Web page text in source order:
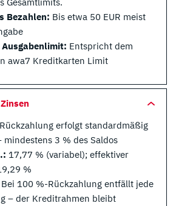
Bezahlen: Bis etwa 50 EUR meist
Entspricht dem
awa7 Kreditkarten Limit
Rückzahlung erfolgt standardmäßig
mindestens 3 % des Saldos
17,77 % (variabel); effektiver
%
Bei 100 %-Rückzahlung entfällt jede
– der Kreditrahmen bleibt